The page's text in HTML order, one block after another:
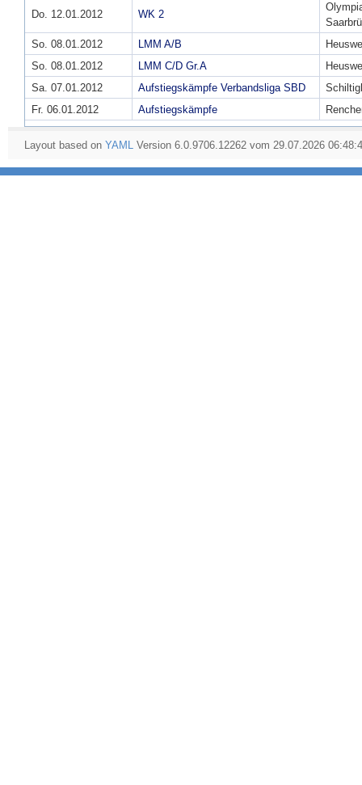
Do. 12.01.2012 WK 2
So. 08.01.2012
LMM A/B
So. 08.01.2012
LMM C/D Gr.A
Sa. 07.01.2012
Aufstiegskämpfe Verbandsliga SBD
Fr. 06.01.2012
Aufstiegskämpfe
Layout based on YAML Version 6.0.9706.12262 vom 29.07.2026